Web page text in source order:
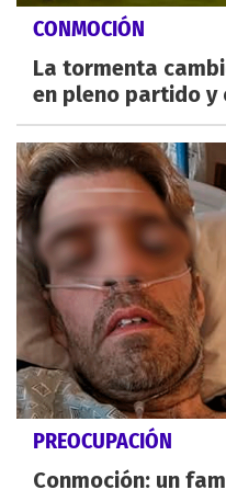
CONMOCIÓN
La tormenta
en pleno partido y
PREOCUPACIÓN
Conmoción: un